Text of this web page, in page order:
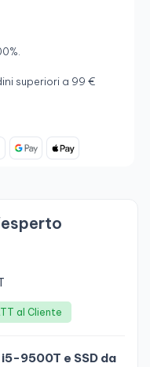
superiori a 99 €
al Cliente
9500T e SSD da